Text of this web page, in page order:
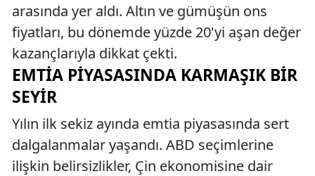
arasında yer aldı. Altın ve gümüşün ons
fiyatları, bu dönemde yüzde 20'yi aşan değer
kazançlarıyla dikkat çekti.
EMTIA PIYASASINDA KARMAŞIK BIR
SEYIR
Yılın ilk sekiz ayında emtia piyasasında sert
dalgalanmalar yaşandı. ABD seçimlerine
ilişkin belirsizlikler, Çin ekonomisine dair